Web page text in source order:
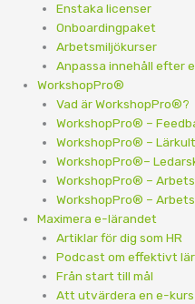
Enstaka licenser
Onboardingpaket
Arbetsmiljökurser
Anpassa innehåll efter
WorkshopPro®
Vad är WorkshopPro®?
WorkshopPro® –
WorkshopPro® –
WorkshopPro®–
WorkshopPro® –
WorkshopPro® –
Maximera e-lärandet
Artiklar för dig som HR
Podcast om effektivt
Från start till mål
Att utvärdera en e-kurs